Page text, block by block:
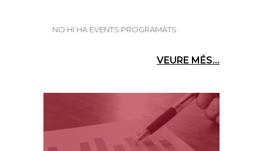
NO HI HA EVENTS PROGRAMATS
VEURE MÉS...